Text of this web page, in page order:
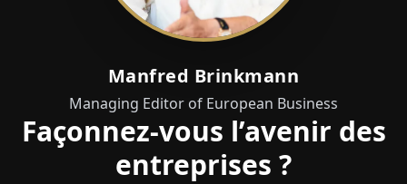
Manfred Brinkmann
Managing Editor of European Business
Façonnez-vous l’avenir des
entreprises ?